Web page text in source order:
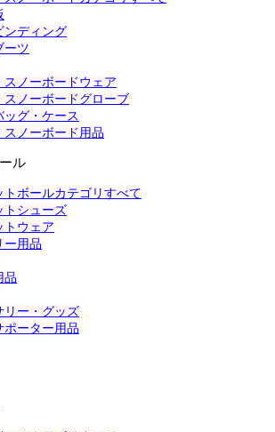
ンディング
ーツ
スノーボードウェア
スノーボードグローブ
ッグ・ケース
スノーボード用品
ル
トボールカテゴリすべて
トシューズ
トウェア
ー用品
品
リー・グッズ
ポーター用品